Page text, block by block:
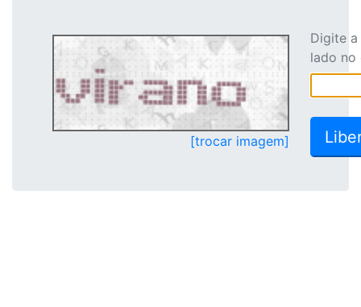
[trocar imagem]
Digite
lado no